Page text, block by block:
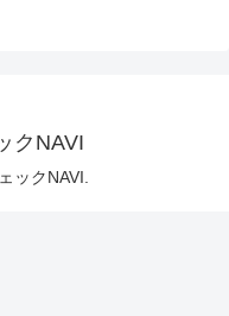
クNAVI
ックNAVI.